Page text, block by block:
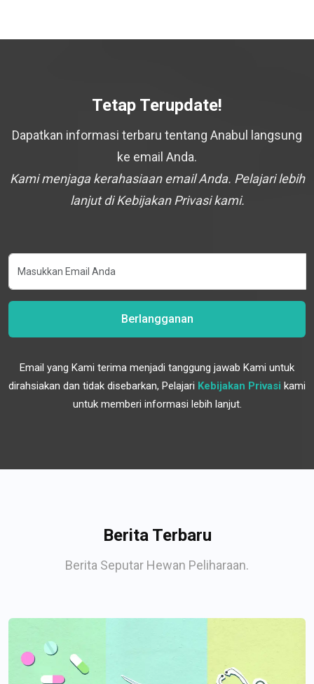
Tetap Terupdate!
Dapatkan informasi terbaru tentang Anabul langsung
ke email Anda.
Kami menjaga kerahasiaan email Anda. Pelajari lebih
lanjut di Kebijakan Privasi kami.
Berlangganan
Email yang Kami terima menjadi tanggung jawab Kami untuk
dirahsiakan dan tidak disebarkan, Pelajari Kebijakan Privasi kami
untuk memberi informasi lebih lanjut.
Berita Terbaru
Berita Seputar Hewan Peliharaan.